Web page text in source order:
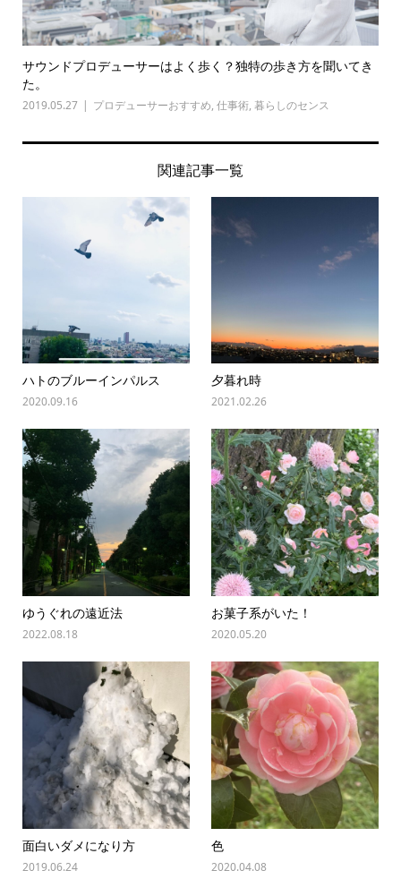
サウンドプロデューサーはよく歩く？独特の歩き方を聞いてき
た。
2019.05.27 プロデューサーおすすめ, 仕事術, 暮らしのセンス
関連記事一覧
ハトのブルーインパルス
2020.09.16
夕暮れ時
2021.02.26
ゆうぐれの遠近法
2022.08.18
お菓子系がいた！
2020.05.20
面白いダメになり方
2019.06.24
色
2020.04.08